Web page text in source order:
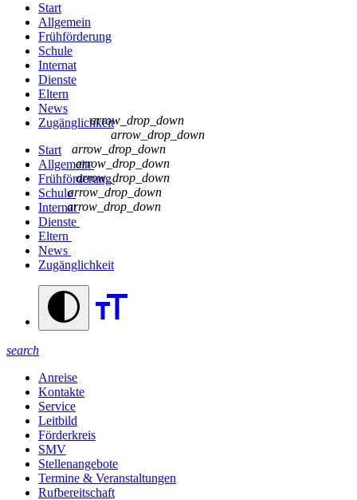
Start
Allgemein
Frühförderung
Schule
Internat
Dienste
Eltern
News
Zugänglichkeit
Start
Allgemein
arrow_drop_down
Frühförderung
arrow_drop_down
Schule
arrow_drop_down
Internat
arrow_drop_down
Dienste
arrow_drop_down
Eltern
arrow_drop_down
News
arrow_drop_down
Zugänglichkeit
search
Anreise
Kontakte
Service
Leitbild
Förderkreis
SMV
Stellenangebote
Termine & Veranstaltungen
Rufbereitschaft